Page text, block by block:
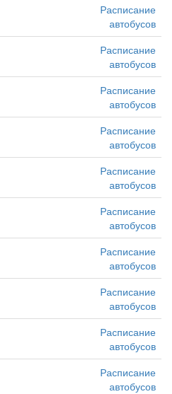
Расписание
автобусов
Расписание
автобусов
Расписание
автобусов
Расписание
автобусов
Расписание
автобусов
Расписание
автобусов
Расписание
автобусов
Расписание
автобусов
Расписание
автобусов
Расписание
автобусов